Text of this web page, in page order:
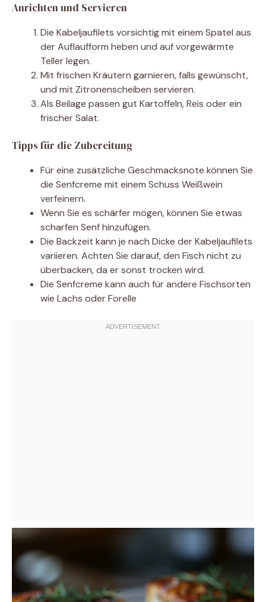
Anrichten und Servieren
Die Kabeljaufilets vorsichtig mit einem Spatel aus
der Auflaufform heben und auf vorgewärmte
Teller legen.
Mit frischen Kräutern garnieren, falls gewünscht,
und mit Zitronenscheiben servieren.
Als Beilage passen gut Kartoffeln, Reis oder ein
frischer Salat.
Tipps für die Zubereitung
Für eine zusätzliche Geschmacksnote können Sie
die Senfcreme mit einem Schuss Weißwein
verfeinern.
Wenn Sie es schärfer mögen, können Sie etwas
scharfen Senf hinzufügen.
Die Backzeit kann je nach Dicke der Kabeljaufilets
variieren. Achten Sie darauf, den Fisch nicht zu
überbacken, da er sonst trocken wird.
Die Senfcreme kann auch für andere Fischsorten
wie Lachs oder Forelle